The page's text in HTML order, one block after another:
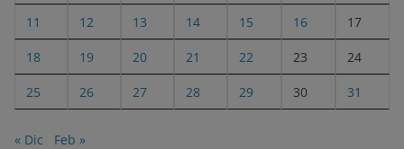
11 12 13 14 15 16 17
18 19 20 21 22 23 24
25 26 27 28 29 30 31
« Dic Feb »